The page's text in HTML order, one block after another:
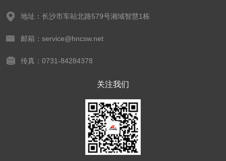
地址：长沙市车站北路579号湘域智慧1栋
邮箱：service@hncsw.net
传真：0731-84284378
关注我们